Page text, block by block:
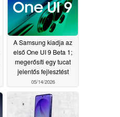
A Samsung kiadja az
első One UI 9 Beta 1;
megerősíti egy tucat
jelentős fejlesztést
05/14/2026